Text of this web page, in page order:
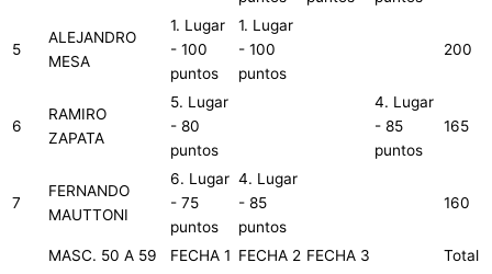
5
ALEJANDRO
MESA
1. Lugar
- 100
puntos
1. Lugar
- 100
puntos
200
6
RAMIRO
ZAPATA
5. Lugar
- 80
puntos
4. Lugar
- 85
puntos
165
7
FERNANDO
MAUTTONI
6. Lugar
- 75
puntos
4. Lugar
- 85
puntos
160
MASC. 50 A 59 FECHA 1 FECHA 2 FECHA 3 Total